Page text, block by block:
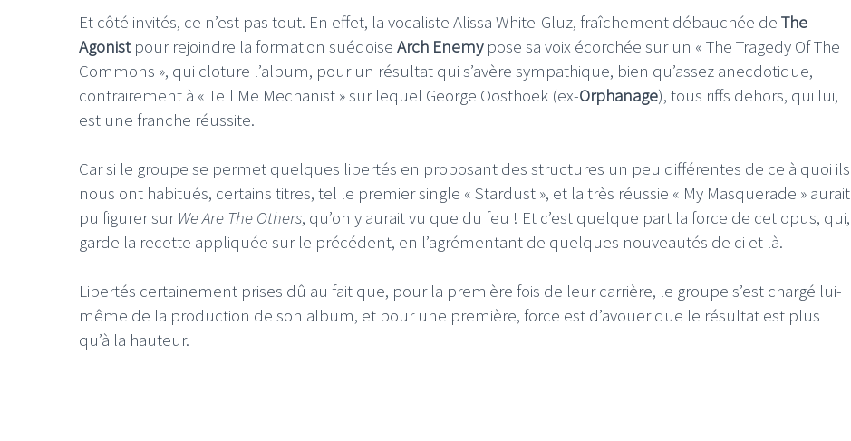
Et côté invités, ce n’est pas tout. En effet, la vocaliste Alissa White-Gluz, fraîchement débauchée de The
Agonistpour rejoindre la formation suédoise Arch Enemypose sa voix écorchée sur un « The Tragedy Of The
Commons », qui cloture l’album, pour un résultat qui s’avère sympathique, bien qu’assez anecdotique,
contrairement à « Tell Me Mechanist » sur lequel George Oosthoek (ex-Orphanage), tous riffs dehors, qui lui,
est une franche réussite.
Car si le groupe se permet quelques libertés en proposant des structures un peu différentes de ce à quoi ils
nous ont habitués, certains titres, tel le premier single « Stardust », et la très réussie « My Masquerade » aurait
pu figurer sur We Are The Others, qu’on y aurait vu que du feu ! Et c’est quelque part la force de cet opus, qui,
garde la recette appliquée sur le précédent, en l’agrémentant de quelques nouveautés de ci et là.
Libertés certainement prises dû au fait que, pour la première fois de leur carrière, le groupe s’est chargé lui-
même de la production de son album, et pour une première, force est d’avouer que le résultat est plus
qu’à la hauteur.
LE GROS RIFFIFI –
Christmas Riffifi 2025 !!!
LE GROS RIFFIFI – Surfin’
The Covers !!!
LE GROS RIFFIFI –
Littératurock !!!